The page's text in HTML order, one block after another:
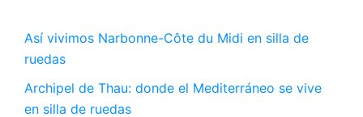
Así vivimos Narbonne-Côte du Midi en silla de
ruedas
Archipel de Thau: donde el Mediterráneo se vive
en silla de ruedas